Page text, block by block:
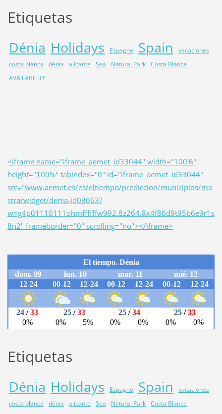
Etiquetas
Dénia Holidays Espagne Spain
vacaciones
costa blanca
dénia alicante Sea Natural Park Costa Blanca
AVAILABILITY
<iframe name="iframe_aemet_id33044" width="100%"
height="100%" tabindex="0" id="iframe_aemet_id33044"
src="www.aemet.es/es/eltiempo/prediccion/municipios/mo
strarwidget/denia-id03063?
w=g4p01110111ohmffffffw992.8z264.8x4f86d9t95b6e9r1s
8n2" frameborder="0" scrolling="no"></iframe>
Etiquetas
Dénia Holidays Espagne Spain
vacaciones
costa blanca
dénia alicante Sea Natural Park Costa Blanca